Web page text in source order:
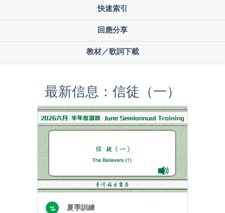
快速索引
回應分享
教材／歌詞下載
最新信息：信徒（一）
夏季訓練